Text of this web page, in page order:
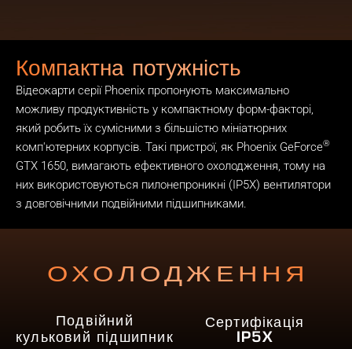
Компактна потужність
Відеокарти серії Phoenix пропонують максимально
можливу продуктивність у компактному форм-факторі,
який робить їх сумісними з більшістю мініатюрних
комп'ютерних корпусів. Такі пристрої, як Phoenix GeForce®
GTX 1650, вимагають ефективного охолодження, тому на
них використовуються пилонепроникні (IP5X) вентилятори
з довговічними подвійними підшипниками.
ОХОЛОДЖЕННЯ
Подвійний
кульковий підшипник
Сертифікація
IP5X